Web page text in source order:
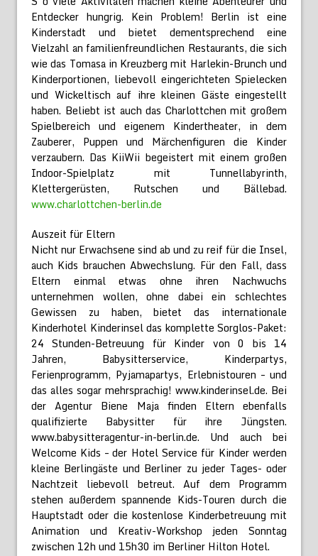
Entdecker hungrig. Kein Problem! Berlin ist eine
Kinderstadt und bietet dementsprechend eine
Vielzahl an familienfreundlichen Restaurants, die sich
wie das Tomasa in Kreuzberg mit Harlekin-Brunch und
Kinderportionen, liebevoll eingerichteten Spielecken
und Wickeltisch auf ihre kleinen Gäste eingestellt
haben. Beliebt ist auch das Charlottchen mit großem
Spielbereich und eigenem Kindertheater, in dem
Zauberer, Puppen und Märchenfiguren die Kinder
verzaubern. Das KiiWii begeistert mit einem großen
Indoor-Spielplatz mit Tunnellabyrinth,
Klettergerüsten, Rutschen und Bällebad.
www.charlottchen-berlin.de
Auszeit für Eltern
Nicht nur Erwachsene sind ab und zu reif für die Insel,
auch Kids brauchen Abwechslung. Für den Fall, dass
Eltern einmal etwas ohne ihren Nachwuchs
unternehmen wollen, ohne dabei ein schlechtes
Gewissen zu haben, bietet das internationale
Kinderhotel Kinderinsel das komplette Sorglos-Paket:
24 Stunden-Betreuung für Kinder von 0 bis 14
Jahren, Babysitterservice, Kinderpartys,
Ferienprogramm, Pyjamapartys, Erlebnistouren – und
das alles sogar mehrsprachig! www.kinderinsel.de. Bei
der Agentur Biene Maja finden Eltern ebenfalls
qualifizierte Babysitter für ihre Jüngsten.
www.babysitteragentur-in-berlin.de. Und auch bei
Welcome Kids – der Hotel Service für Kinder werden
kleine Berlingäste und Berliner zu jeder Tages- oder
Nachtzeit liebevoll betreut. Auf dem Programm
stehen außerdem spannende Kids-Touren durch die
Hauptstadt oder die kostenlose Kinderbetreuung mit
Animation und Kreativ-Workshop jeden Sonntag
zwischen 12h und 15h30 im Berliner Hilton Hotel.